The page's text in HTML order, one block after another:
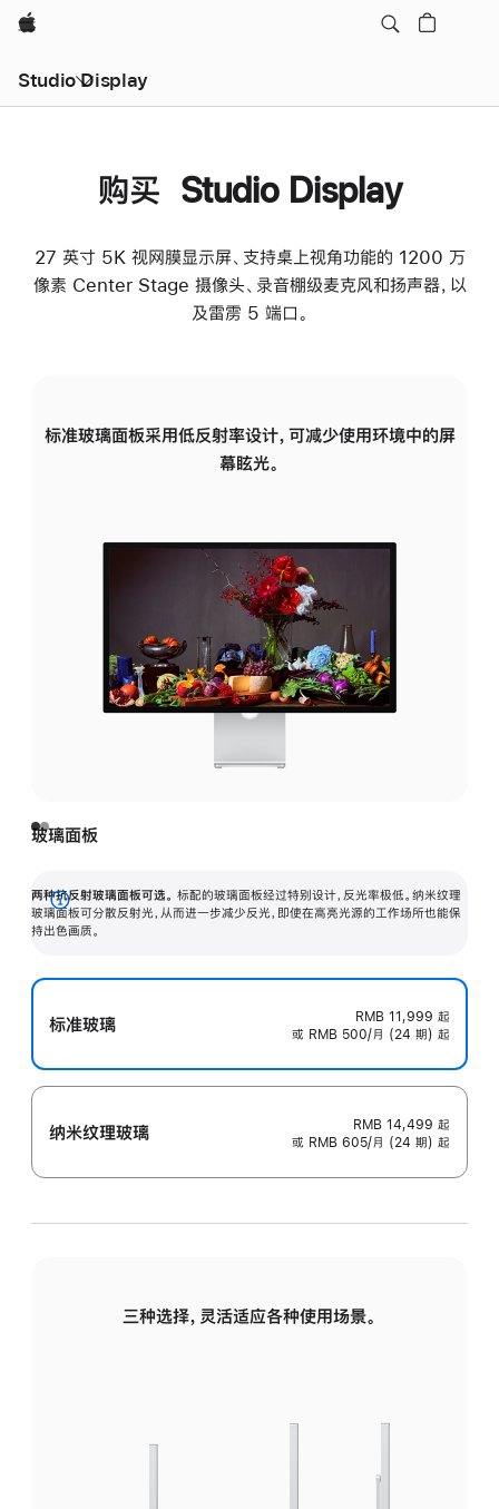
Apple
Studio Display
购买 Studio Display
27 英寸 5K 视网膜显示屏、支持桌上视角功能的 1200 万
像素 Center Stage 摄像头、录音棚级麦克风和扬声器，以
及雷雳 5 端口。
标准玻璃面板采用低反射率设计，可减少使用环境中的屏
幕眩光。
玻璃面板
两种抗反射玻璃面板可选。 标配的玻璃面板经过特别设计，反光率极低。纳米纹理
玻璃面板可分散反射光，从而进一步减少反光，即使在高亮光源的工作场所也能保
持出色画质。
展
开
标准玻璃 RMB 11,999 起
或 RMB 500/月 (24 期) 起
纳米纹理玻璃 RMB 14,499 起
或 RMB 605/月 (24 期) 起
三种选择，灵活适应各种使用场景。